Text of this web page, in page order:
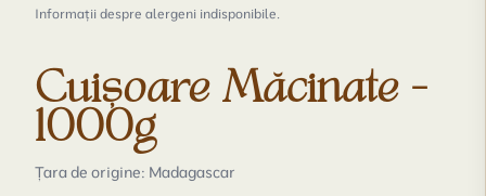
Informații despre alergeni indisponibile.
Cuișoare Măcinate -
1000g
Țara de origine: Madagascar